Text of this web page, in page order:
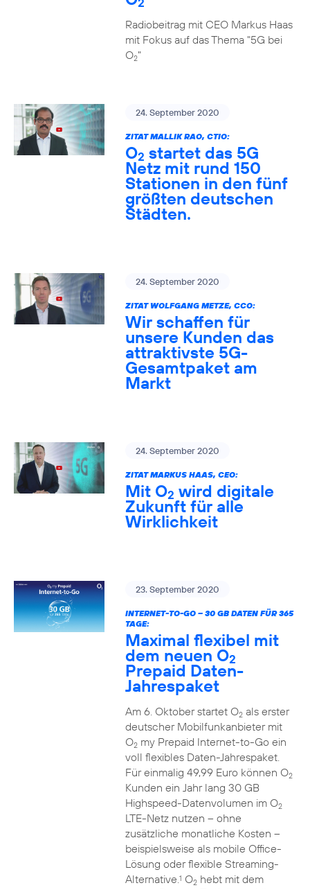
Radiobeitrag mit CEO Markus Haas
mit Fokus auf das Thema "5G bei
O2"
24. September 2020
ZITAT MALLIK RAO, CTIO:
O2 startet das 5G
Netz mit rund 150
Stationen in den fünf
größten deutschen
Städten.
24. September 2020
ZITAT WOLFGANG METZE, CCO:
Wir schaffen für
unsere Kunden das
attraktivste 5G-
Gesamtpaket am
Markt
24. September 2020
ZITAT MARKUS HAAS, CEO:
Mit O2 wird digitale
Zukunft für alle
Wirklichkeit
23. September 2020
INTERNET-TO-GO – 30 GB DATEN FÜR 365
TAGE:
Maximal flexibel mit
dem neuen O2
Prepaid Daten-
Jahrespaket
Am 6. Oktober startet O2als erster
deutscher Mobilfunkanbieter mit
O2my Prepaid Internet-to-Go ein
voll flexibles Daten-Jahrespaket.
Für einmalig 49,99 Euro können O2
Kunden ein Jahr lang 30 GB
Highspeed-Datenvolumen im O2
LTE-Netz nutzen – ohne
zusätzliche monatliche Kosten –
beispielsweise als mobile Office-
Lösung oder flexible Streaming-
Alternative.1 O2hebt mit dem